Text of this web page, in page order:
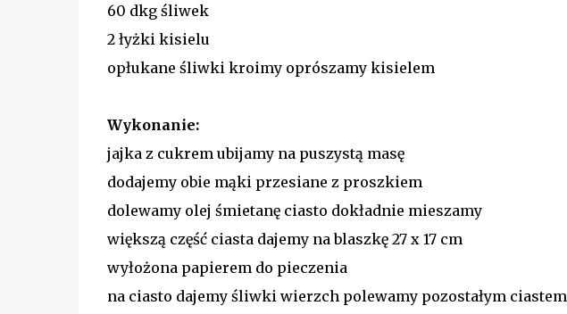
60 dkg śliwek
2 łyżki kisielu
opłukane śliwki kroimy oprószamy kisielem
Wykonanie:
jajka z cukrem ubijamy na puszystą masę
dodajemy obie mąki przesiane z proszkiem
dolewamy olej śmietanę ciasto dokładnie mieszamy
większą część ciasta dajemy na blaszkę 27 x 17 cm
wyłożona papierem do pieczenia
na ciasto dajemy śliwki wierzch polewamy pozostałym ciastem